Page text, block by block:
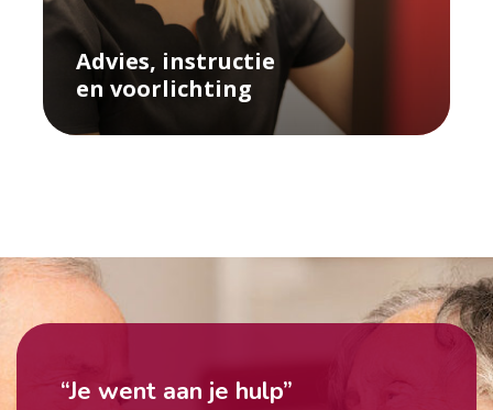
Advies, instructie
en voorlichting
“Je went aan je hulp”